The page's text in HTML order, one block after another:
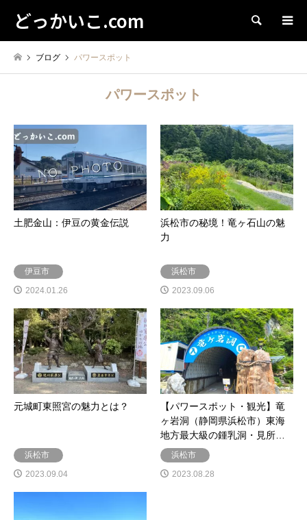
どっかいこ.com 検索
ブログ パワースポット
パワースポット
土肥金山：伊豆の黄金伝説
伊豆市
2024.01.26
浜松市の秘境！竜ヶ石山の魅
力
浜松市
2023.09.06
元城町東照宮の魅力とは？
浜松市
2023.09.04
【パワースポット・観光】竜
ヶ岩洞（静岡県浜松市）東海
地方最大級の鍾乳洞・見所…
浜松市
2023.08.28